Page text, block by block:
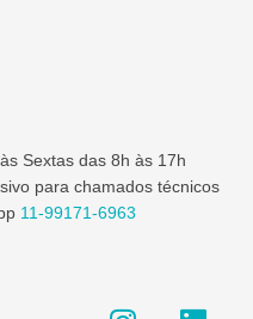
Sextas das 8h às 17h
para chamados técnicos
11-99171-6963